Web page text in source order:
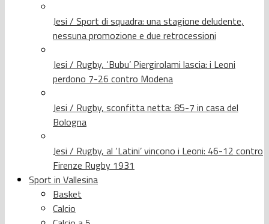
Jesi / Sport di squadra: una stagione deludente,
nessuna promozione e due retrocessioni
Jesi / Rugby, ‘Bubu’ Piergirolami lascia: i Leoni
perdono 7-26 contro Modena
Jesi / Rugby, sconfitta netta: 85-7 in casa del
Bologna
Jesi / Rugby, al ‘Latini’ vincono i Leoni: 46-12 contro
Firenze Rugby 1931
Sport in Vallesina
Basket
Calcio